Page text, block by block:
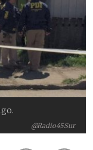
@Radio45Sur